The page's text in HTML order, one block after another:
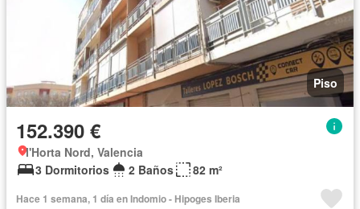
Piso
152.390 €
l'Horta Nord, Valencia
3 Dormitorios
2 Baños 82 m²
Hace 1 semana, 1 día en Indomio - Hipoges Iberia